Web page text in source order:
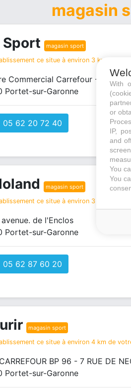
magasin
Sport magasin sport
ce situe à environ 3 km de
Commercial Carrefour - Route
Portet-sur-Garonne
05 62 20 72 40
magasin sport
ce situe à environ 3 km de
de l'Enclos
Portet-sur-Garonne
05 62 87 60 20
magasin sport
ce situe à environ 4 km de
BP 96 - 7 RUE DE
Portet-sur-Garonne
With
or
IP,
and
You
You